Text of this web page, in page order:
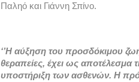
Παληό και Γιάννη Σπίνο.
‘’Η αύξηση του προσδόκιμου
θεραπείες, έχει ως
υποστήριξη των ασθενών. Η